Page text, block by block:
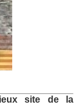
site de la